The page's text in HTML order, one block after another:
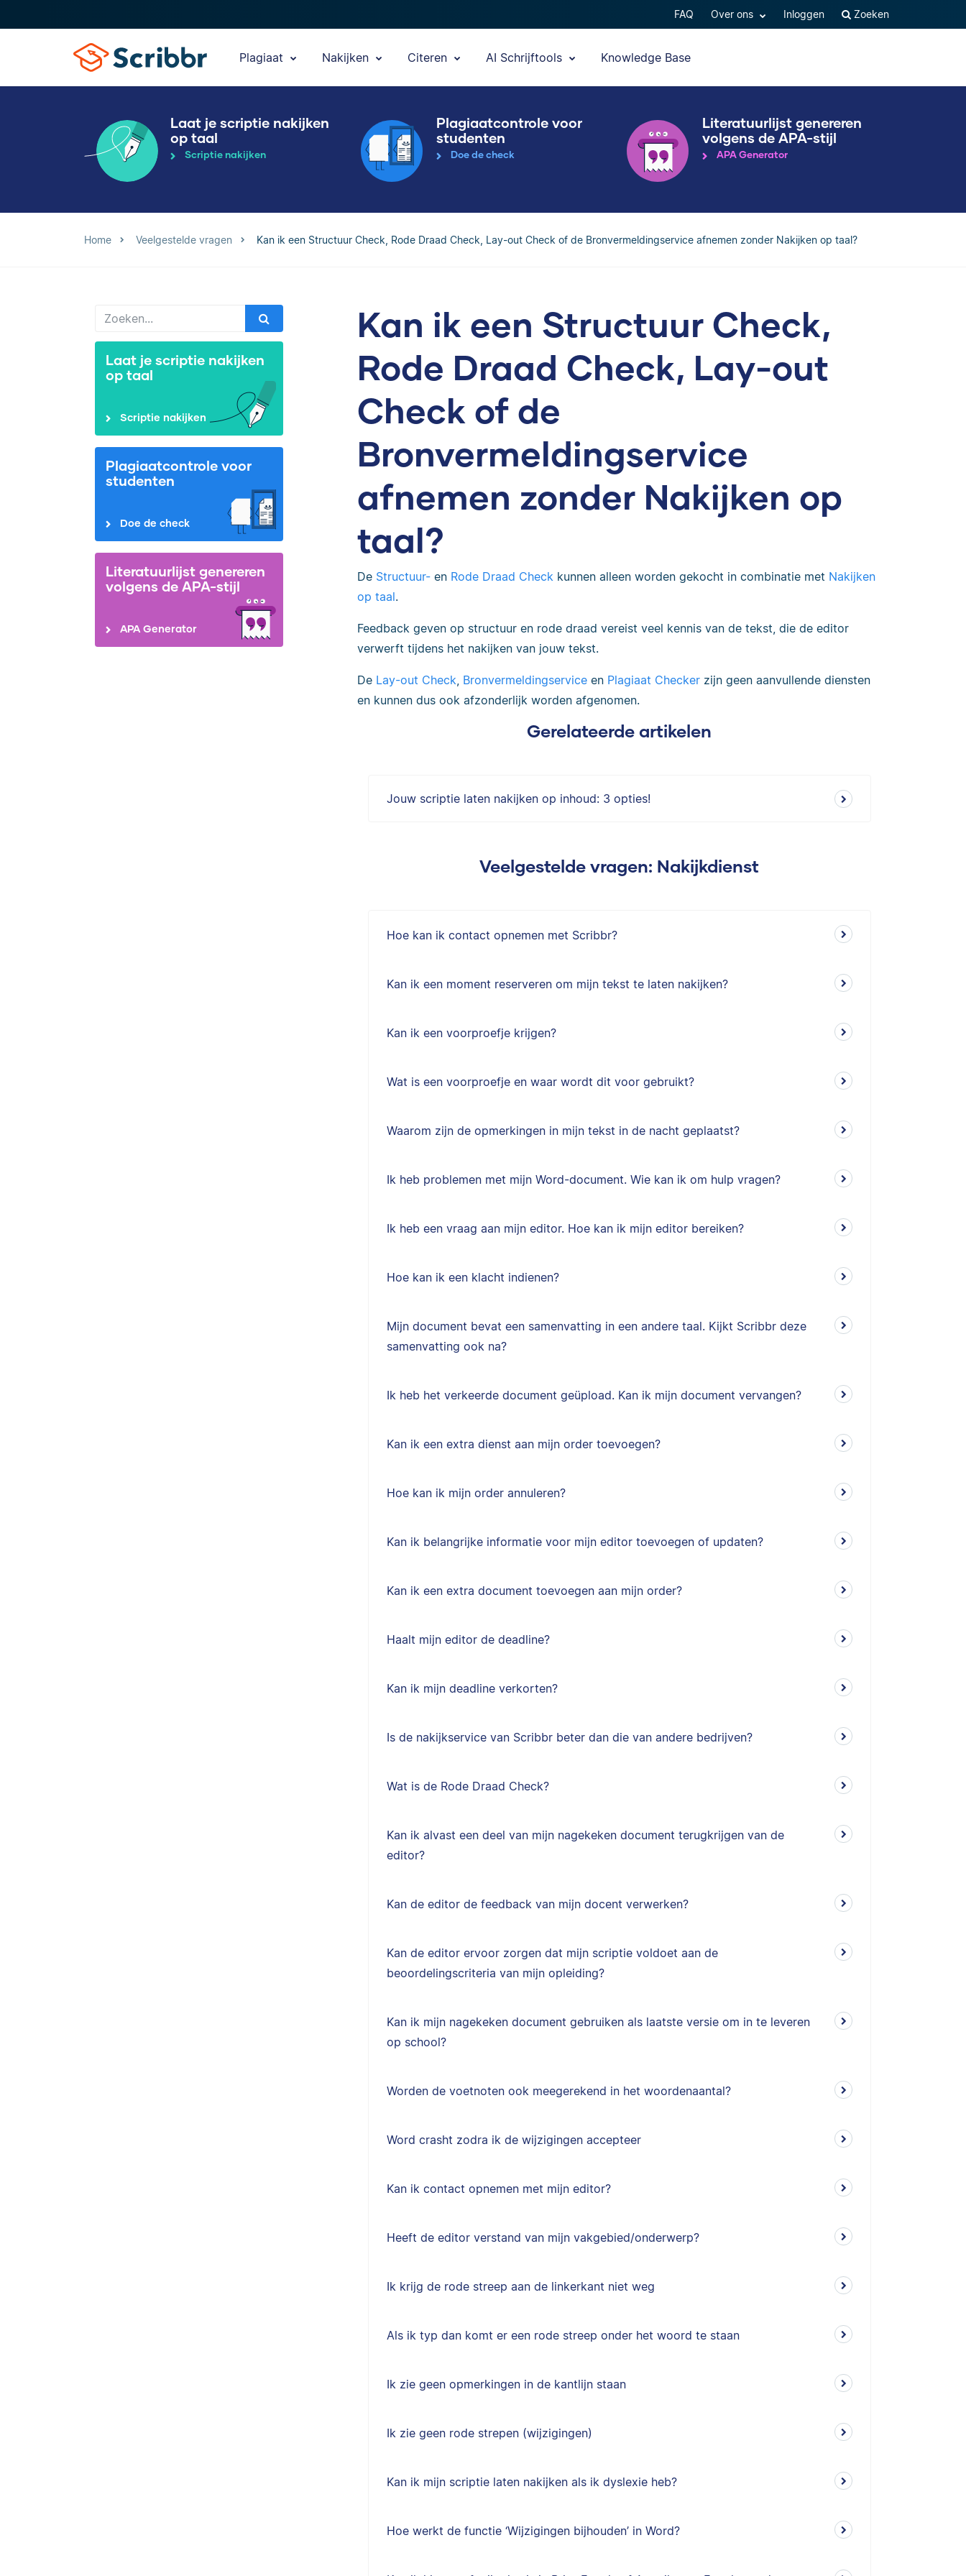
FAQ Over ons Inloggen Zoeken
Plagiaat Nakijken Citeren AI Schrijftools Knowledge Base
Laat je scriptie nakijken
op taal
Scriptie nakijken
Plagiaatcontrole voor
studenten
Doe de check
Literatuurlijst genereren
volgens de APA-stijl
APA Generator
Home Veelgestelde vragen Kan ik een Structuur Check, Rode Draad Check, Lay-out Check of de Bronvermeldingservice afnemen zonder Nakijken op taal?
Laat je scriptie nakijken
op taal
Scriptie nakijken
Plagiaatcontrole voor
studenten
Doe de check
Literatuurlijst genereren
volgens de APA-stijl
APA Generator
Kan ik een Structuur Check,
Rode Draad Check, Lay-out
Check of de
Bronvermeldingservice
afnemen zonder Nakijken op
taal?
De Structuur-en Rode Draad Checkkunnen alleen worden gekocht in combinatie met Nakijken
op taal.
Feedback geven op structuur en rode draad vereist veel kennis van de tekst, die de editor
verwerft tijdens het nakijken van jouw tekst.
De Lay-out Check, Bronvermeldingservice en Plagiaat Checkerzijn geen aanvullende diensten
en kunnen dus ook afzonderlijk worden afgenomen.
Gerelateerde artikelen
Jouw scriptie laten nakijken op inhoud: 3 opties!
Veelgestelde vragen: Nakijkdienst
Hoe kan ik contact opnemen met Scribbr?
Kan ik een moment reserveren om mijn tekst te laten nakijken?
Kan ik een voorproefje krijgen?
Wat is een voorproefje en waar wordt dit voor gebruikt?
Waarom zijn de opmerkingen in mijn tekst in de nacht geplaatst?
Ik heb problemen met mijn Word-document. Wie kan ik om hulp vragen?
Ik heb een vraag aan mijn editor. Hoe kan ik mijn editor bereiken?
Hoe kan ik een klacht indienen?
Mijn document bevat een samenvatting in een andere taal. Kijkt Scribbr deze
samenvatting ook na?
Ik heb het verkeerde document geüpload. Kan ik mijn document vervangen?
Kan ik een extra dienst aan mijn order toevoegen?
Hoe kan ik mijn order annuleren?
Kan ik belangrijke informatie voor mijn editor toevoegen of updaten?
Kan ik een extra document toevoegen aan mijn order?
Haalt mijn editor de deadline?
Kan ik mijn deadline verkorten?
Is de nakijkservice van Scribbr beter dan die van andere bedrijven?
Wat is de Rode Draad Check?
Kan ik alvast een deel van mijn nagekeken document terugkrijgen van de
editor?
Kan de editor de feedback van mijn docent verwerken?
Kan de editor ervoor zorgen dat mijn scriptie voldoet aan de
beoordelingscriteria van mijn opleiding?
Kan ik mijn nagekeken document gebruiken als laatste versie om in te leveren
op school?
Worden de voetnoten ook meegerekend in het woordenaantal?
Word crasht zodra ik de wijzigingen accepteer
Kan ik contact opnemen met mijn editor?
Heeft de editor verstand van mijn vakgebied/onderwerp?
Ik krijg de rode streep aan de linkerkant niet weg
Als ik typ dan komt er een rode streep onder het woord te staan
Ik zie geen opmerkingen in de kantlijn staan
Ik zie geen rode strepen (wijzigingen)
Kan ik mijn scriptie laten nakijken als ik dyslexie heb?
Hoe werkt de functie ‘Wijzigingen bijhouden’ in Word?